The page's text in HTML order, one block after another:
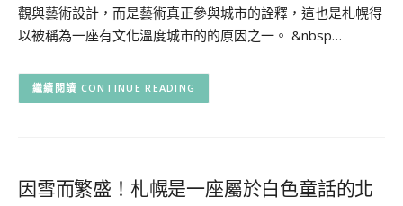
觀與藝術設計，而是藝術真正參與城市的詮釋，這也是札幌得
以被稱為一座有文化溫度城市的的原因之一。 &nbsp…
CONTINUE READING
因雪而繁盛！札幌是一座屬於白色童話的北